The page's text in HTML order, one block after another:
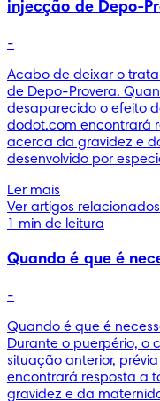
injecção de Depo-
-
Acabo de deixar o
de Depo-Provera.
desaparecido o efeito
dodot.com encontrará
acerca da gravidez e
desenvolvido por
Ler mais
Ver artigos relacionados
1 min de leitura
Quando é que é
-
Quando é que é
Durante o puerpério, o
situação anterior,
encontrará resposta a
gravidez e da